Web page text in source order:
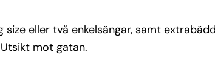
eller två enkelsängar, samt
mot gatan.